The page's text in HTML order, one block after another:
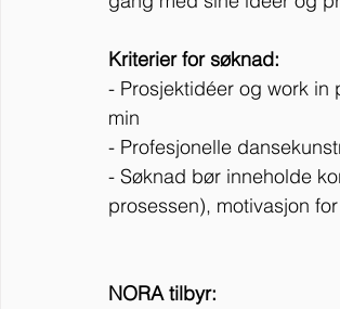
Kriterier for søknad:
- Prosjektidéer og work
min
- Profesjonelle
- Søknad bør inneholde
prosessen), motivasjon
NORA tilbyr: